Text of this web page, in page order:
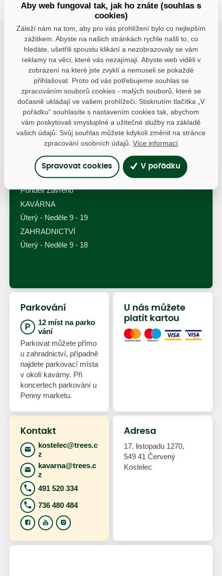
Buďte s námi v kontaktu
Jsme k dispozici pokud potřebujete pomoci
kostelec@trees.cz
491 520 334
Otevírací doba
Pondělí Zavřeno
KAVÁRNA
Úterý - Neděle 9 - 19
ZAHRADNICTVÍ
Úterý - Neděle 9 - 18
Kontakt
kostelec@trees.c
z
kavarna@trees.c
z
491 520 334
736 480 484
Parkování
12 míst na parko
vání
Parkovat můžete přímo
u zahradnictví, případně
najdete parkovací místa
v okolí kavárny. Při
koncertech parkování u
Penny marketu.
Adresa
17. listopadu 1270,
549 41 Červený
Kostelec
U nás můžete
platit kartou
Aby web fungoval tak, jak ho znáte (souhlas s
cookies)
Záleží nám na tom, aby pro vás prohlížení bylo co nejlepším
zážitkem. Abyste na našich stránkách rychle našli to, co
hledáte, ušetřili spoustu klikání a nezobrazovaly se vám
reklamy na věci, které vás nezajímají. Abyste web viděli v
zobrazení na které jste zvyklí a nemuseli se pokaždé
přihlašovat. Proto od vás potřebujeme souhlas se
zpracováním souborů cookies - malých souborů, které se
dočasně ukládají ve vašem prohlížeči. Stisknutím tlačítka „V
pořádku“ souhlasíte s nastavením cookies tak, abychom
vám poskytovali smysluplné a užitečné služby na základě
vašich údajů. Svůj souhlas můžete kdykoli změnit na stránce
zpracování osobních údajů. Více informací
Spravovat cookies V pořádku